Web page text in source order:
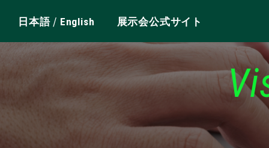
日本語/ English 展示会公式サイト